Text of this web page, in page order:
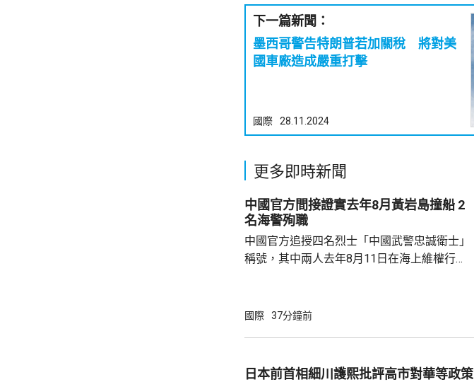
下一篇新聞：
墨西哥警告特朗普若加關稅 將對美
國車廠造成嚴重打擊
國際 28.11.2024
更多即時新聞
中國官方間接證實去年8月黃岩島撞船 2
名海警殉職
中國官方追授四名烈士「中國武警忠誠衛士」
稱號，其中兩人去年8月11日在海上維權行動
意味中國時隔一年首次間接證實撞船事件造成
去年8月11日參與南海一線維權行動犧牲，被
國際 37分鐘前
日本前首相細川護熙批評高市對華等政策